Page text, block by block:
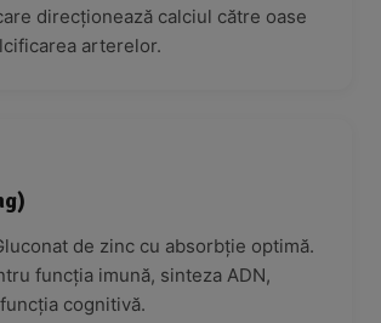
direcționează calciul către oase
arterelor.
de zinc cu absorbție optimă.
funcția imună, sinteza ADN,
cognitivă.